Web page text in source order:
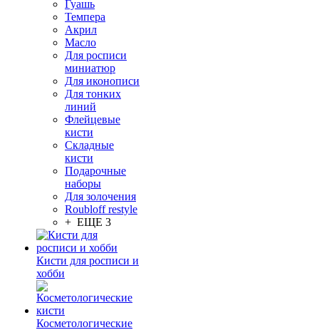
Гуашь
Темпера
Акрил
Масло
Для росписи
миниатюр
Для иконописи
Для тонких
линий
Флейцевые
кисти
Складные
кисти
Подарочные
наборы
Для золочения
Roubloff restyle
+ ЕЩЕ 3
Кисти для росписи и
хобби
Косметологические